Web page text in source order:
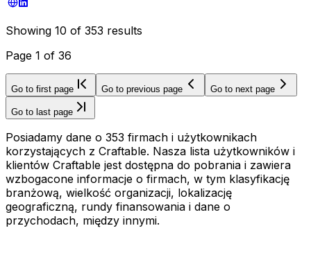
Showing 10 of 353 results
Page 1 of 36
Go to first page Go to previous page Go to next page
Go to last page
Posiadamy dane o 353 firmach i użytkownikach
korzystających z Craftable. Nasza lista użytkowników i
klientów Craftable jest dostępna do pobrania i zawiera
wzbogacone informacje o firmach, w tym klasyfikację
branżową, wielkość organizacji, lokalizację
geograficzną, rundy finansowania i dane o
przychodach, między innymi.